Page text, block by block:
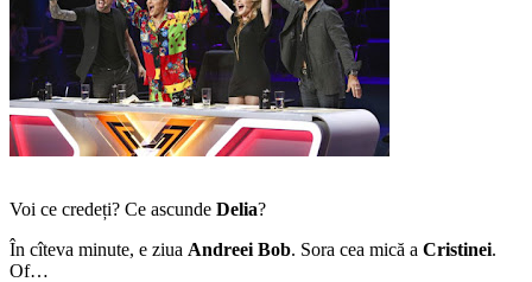
Voi ce credeți? Ce ascunde Delia?
În cîteva minute, e ziua Andreei Bob. Sora cea mică a Cristinei.
Of…